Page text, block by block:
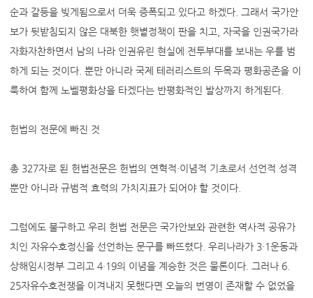
순과 갈등을 빚게됨으로서 더욱 증폭되고 있다고 하겠다. 그래서 국가안
보가 뒷받침되지 않은 대북한 햇볕정책이 판을 치고, 자국을 인권국가라
자화자찬하면서 남의 나라 인권유린 현실에 전투부대를 보내는 우를 범
하게 되는 것이다. 뿐만 아니라 국제 테러리스트의 두목과 평화공존을 이
룩하여 함께 노벨평화상을 타겠다는 반평화적인 발상까지 하게된다.
헌법의 전문에 빠진 것
총 327자로 된 헌법전문은 헌법의 연혁적·이념적 기초로서 선언적 성격
뿐만 아니라 규범적 효력의 가치지표가 되어야 할 것이다.
그럼에도 불구하고 우리 헌법 전문은 국가안보와 관련한 역사적 공유가
치인 자유수호정신을 선언하는 문구를 빠뜨렸다. 우리나라가 3·1운동과
상해임시정부 그리고 4·19의 이념을 계승한 것은 물론이다. 그러나 6.
25자유수호전쟁을 이겨내지 못했다면 오늘의 번영이 존재할 수 없었을